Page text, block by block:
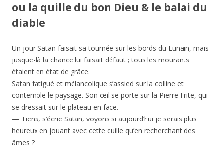
ou la quille du bon Dieu & le balai du
diable
Un jour Satan faisait sa tournée sur les bords du Lunain, mais
jusque-là la chance lui faisait défaut ; tous les mourants
étaient en état de grâce.
Satan fatigué et mélancolique s’assied sur la colline et
contemple le paysage. Son œil se porte sur la Pierre Frite, qui
se dressait sur le plateau en face.
— Tiens, s’écrie Satan, voyons si aujourd’hui je serais plus
heureux en jouant avec cette quille qu’en recherchant des
âmes ?